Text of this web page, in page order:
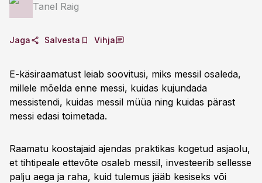
Tanel Raig
Jaga Salvesta Vihja
E-käsiraamatust leiab soovitusi, miks messil osaleda,
millele mõelda enne messi, kuidas kujundada
messistendi, kuidas messil müüa ning kuidas pärast
messi edasi toimetada.
Raamatu koostajaid ajendas praktikas kogetud asjaolu,
et tihtipeale ettevõte osaleb messil, investeerib sellesse
palju aega ja raha, kuid tulemus jääb kesiseks või